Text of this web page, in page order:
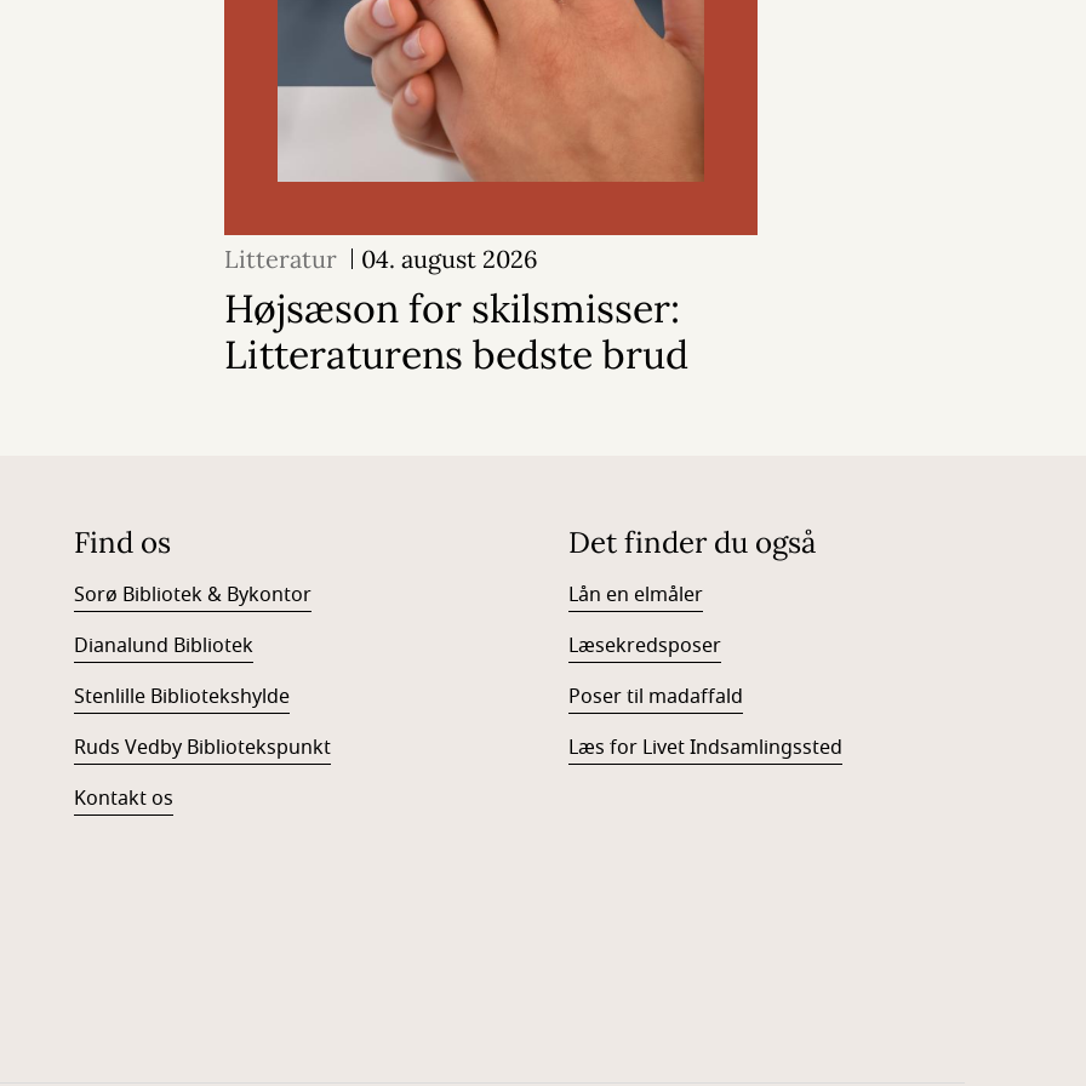
Litteratur 04. august 2026
Højsæson for skilsmisser:
Litteraturens bedste brud
Find os
Sorø Bibliotek & Bykontor
Dianalund Bibliotek
Stenlille Bibliotekshylde
Ruds Vedby Bibliotekspunkt
Kontakt os
Det finder du også
Lån en elmåler
Læsekredsposer
Poser til madaffald
Læs for Livet Indsamlingssted